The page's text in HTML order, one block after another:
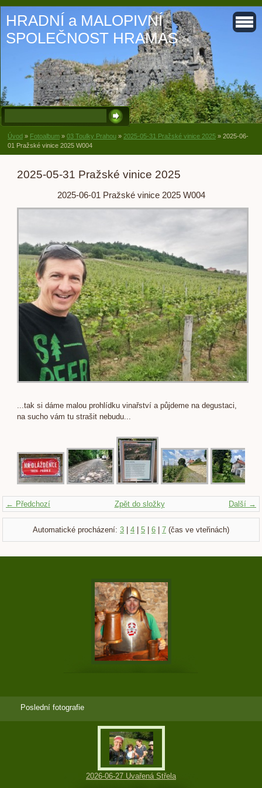
HRADNÍ a MALOPIVNÍ
SPOLEČNOST HRAMAS
Úvod » Fotoalbum » 03 Toulky Prahou » 2025-05-31 Pražské vinice 2025 » 2025-06-
01 Pražské vinice 2025 W004
2025-05-31 Pražské vinice 2025
2025-06-01 Pražské vinice 2025 W004
...tak si dáme malou prohlídku vinařství a půjdeme na degustaci,
na sucho vám tu strašit nebudu...
← Předchozí Další →
Zpět do složky
Automatické procházení: 3 | 4 | 5 | 6 | 7 (čas ve vteřinách)
Poslední fotografie
2026-06-27 Uvařená Střela